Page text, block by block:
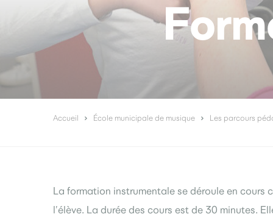
Accueil École municipale de musique Les parcours
La formation instrumentale se déroule en
l’élève. La durée des cours est de 30 minutes.